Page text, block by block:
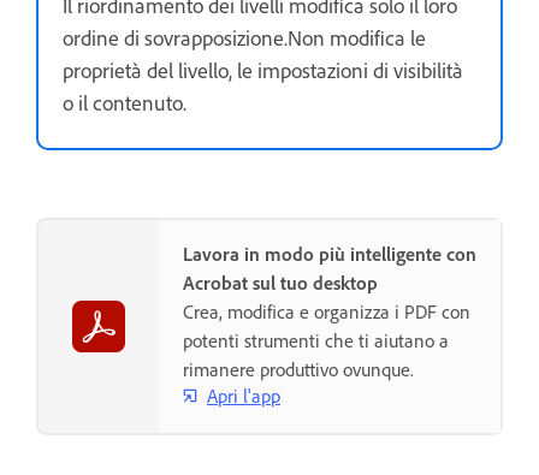
ordine di sovrapposizione.Non modifica le
proprietà del livello, le impostazioni di visibilità
o il contenuto.
Lavora in modo più intelligente con
Acrobat sul tuo desktop
Crea, modifica e organizza i PDF con
potenti strumenti che ti aiutano a
rimanere produttivo ovunque.
Apri l'app